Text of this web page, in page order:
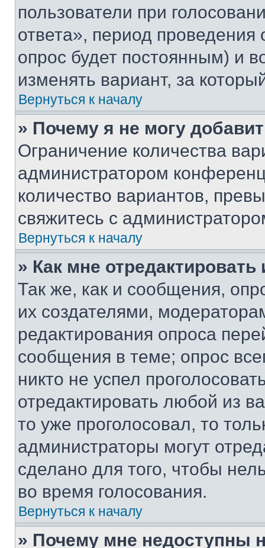
пользователи при
ответа», период проведения
опрос будет постоянным) и
изменять вариант, за
Вернуться к началу
» Почему я не могу
Ограничение количества
администратором
количество вариантов,
свяжитесь с
Вернуться к началу
» Как мне
Так же, как и сообщения,
их создателями,
редактирования опроса
сообщения в теме; опрос
никто не успел
отредактировать любой из
то уже проголосовал, то
администраторы могут
сделано для того, чтобы
во время голосования.
Вернуться к началу
» Почему мне недоступны